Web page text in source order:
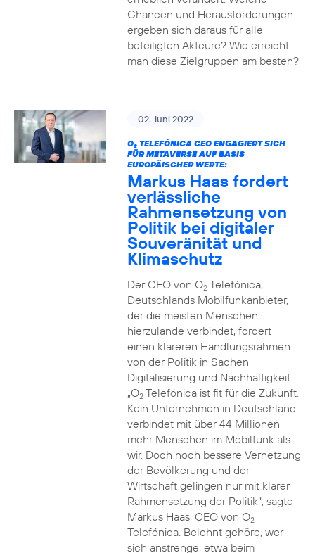
Chancen und Herausforderungen
ergeben sich daraus für alle
beteiligten Akteure? Wie erreicht
man diese Zielgruppen am besten?
02. Juni 2022
O2TELEFÓNICA CEO ENGAGIERT SICH
FÜR METAVERSE AUF BASIS
EUROPÄISCHER WERTE:
Markus Haas fordert
verlässliche
Rahmensetzung von
Politik bei digitaler
Souveränität und
Klimaschutz
Der CEO von O2Telefónica,
Deutschlands Mobilfunkanbieter,
der die meisten Menschen
hierzulande verbindet, fordert
einen klareren Handlungsrahmen
von der Politik in Sachen
Digitalisierung und Nachhaltigkeit.
„O2Telefónica ist fit für die Zukunft.
Kein Unternehmen in Deutschland
verbindet mit über 44 Millionen
mehr Menschen im Mobilfunk als
wir. Doch noch bessere Vernetzung
der Bevölkerung und der
Wirtschaft gelingen nur mit klarer
Rahmensetzung der Politik“, sagte
Markus Haas, CEO von O2
Telefónica. Belohnt gehöre, wer
sich anstrenge, etwa beim